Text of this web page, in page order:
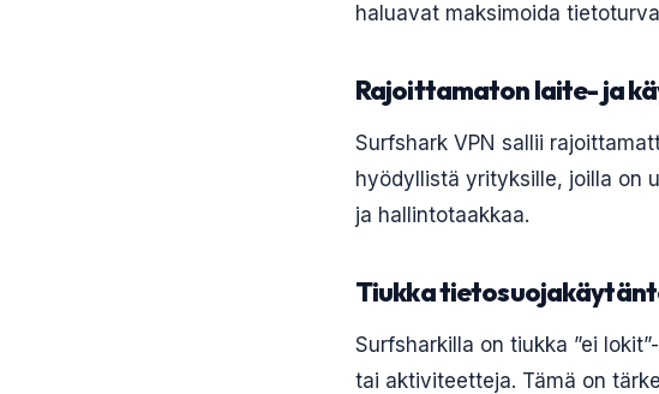
haluavat maksimoida
Rajoittamaton laite- ja
Surfshark VPN sallii
hyödyllistä yrityksille, joilla on
ja hallintotaakkaa.
Tiukka
Surfsharkilla on tiukka ”ei
tai aktiviteetteja. Tämä on